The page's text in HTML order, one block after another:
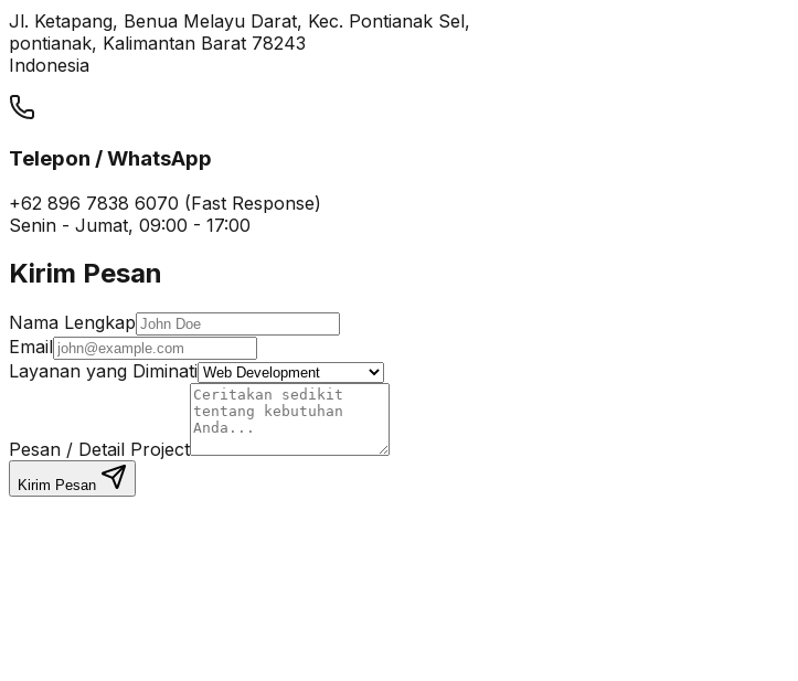
Jl. Ketapang, Benua Melayu Darat, Kec. Pontianak Sel,
pontianak, Kalimantan Barat 78243
Indonesia
Telepon / WhatsApp
+62 896 7838 6070 (Fast Response)
Senin - Jumat, 09:00 - 17:00
Kirim Pesan
Nama Lengkap
Email
Layanan yang Diminati
Pesan / Detail Project
Kirim Pesan